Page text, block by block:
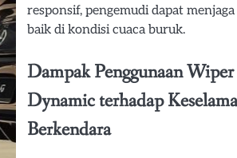
responsif, pengemudi dapat
baik di kondisi cuaca buruk.
Dampak Penggunaan
Dynamic terhadap
Berkendara